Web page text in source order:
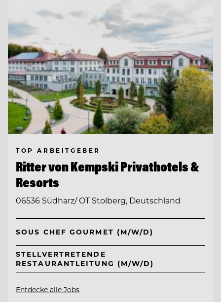
TOP ARBEITGEBER
Ritter von Kempski Privathotels &
Resorts
06536 Südharz/ OT Stolberg, Deutschland
SOUS CHEF GOURMET (M/W/D)
STELLVERTRETENDE
RESTAURANTLEITUNG (M/W/D)
Entdecke alle Jobs